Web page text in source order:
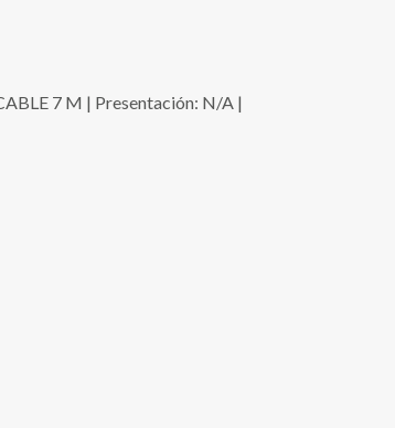
7 M | Presentación: N/A |